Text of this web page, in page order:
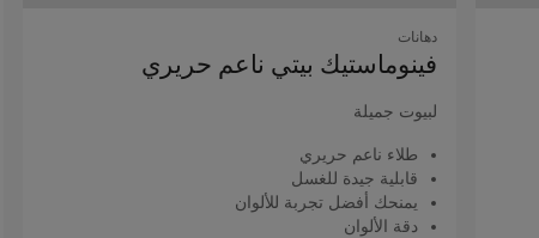
دهانات
فينوماستيك بيتي ناعم حريري
لبيوت جميلة
طلاء ناعم حريري
قابلية جيدة للغسل
يمنحك أفضل تجربة للألوان
دقة الألوان